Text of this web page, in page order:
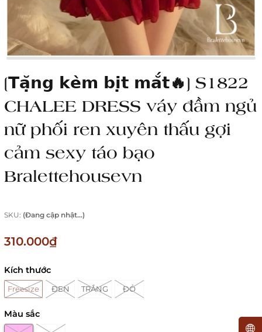
[𝗧𝗮̣̆𝗻𝗴 𝗸𝗲̀𝗺 𝗯𝗶̣𝘁 𝗺𝗮̆́𝘁🔥] S1822
CHALEE DRESS váy đầm ngủ
nữ phối ren xuyên thấu gợi
cảm sexy táo bạo
Bralettehousevn
SKU: (Đang cập nhật...)
310.000₫
Kích thước
Freesize ĐEN TRẮNG ĐỎ
Màu sắc